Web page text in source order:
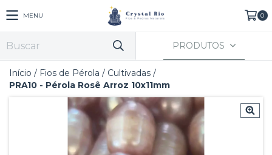
MENU 0
PRODUTOS
Início / Fios de Pérola / Cultivadas /
PRA10 - Pérola Rosê Arroz 10x11mm